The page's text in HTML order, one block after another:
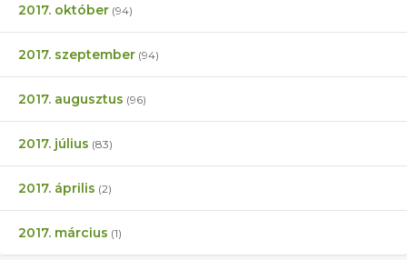
2017. október (94)
2017. szeptember (94)
2017. augusztus (96)
2017. július (83)
2017. április (2)
2017. március (1)